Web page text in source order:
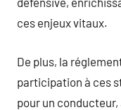
ces enjeux vitaux.
De plus, la
participation à ces
pour un